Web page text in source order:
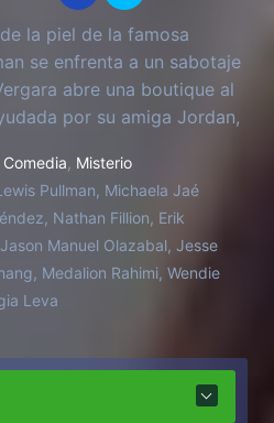
la piel de la famosa
se enfrenta a un sabotaje
abre una boutique al
por su amiga Jordan,
Comedia, Misterio
Pullman, Michaela Jaé
Nathan Fillion, Erik
Manuel Olazabal, Jesse
Medalion Rahimi, Wendie
Leva